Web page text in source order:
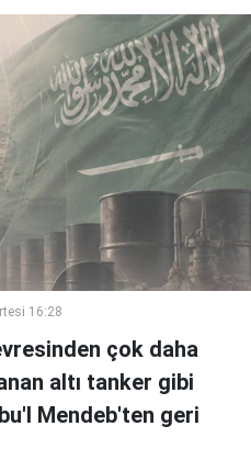
16:28
çok daha
altı tanker gibi
Mendeb'ten geri